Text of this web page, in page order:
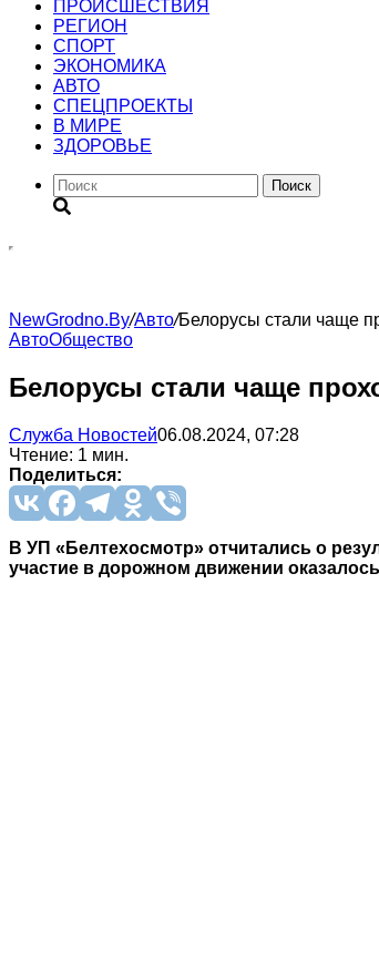
ПРОИСШЕСТВИЯ
РЕГИОН
CПОРТ
ЭКОНОМИКА
АВТО
СПЕЦПРОЕКТЫ
В МИРЕ
ЗДОРОВЬЕ
Поиск
NewGrodno.By/Авто/Белорусы стали чаще
АвтоОбщество
Белорусы стали чаще
Служба Новостей06.08.2024, 07:28
Чтение: 1 мин.
Поделиться:
В УП «Белтехосмотр» отчитались о
участие в дорожном движении